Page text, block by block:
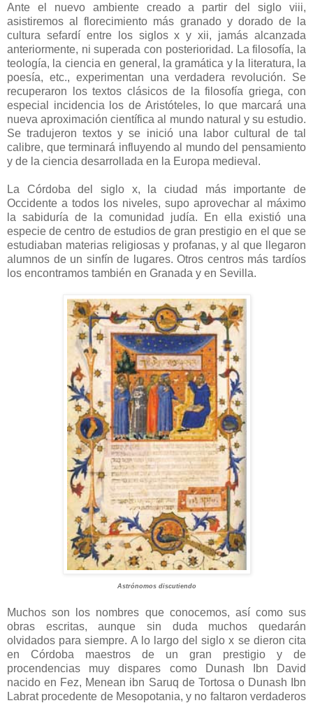
Ante el nuevo ambiente creado a partir del siglo viii,
asistiremos al florecimiento más granado y dorado de la
cultura sefardí entre los siglos x y xii, jamás alcanzada
anteriormente, ni superada con posterioridad. La filosofía, la
teología, la ciencia en general, la gramática y la literatura, la
poesía, etc., experimentan una verdadera revolución. Se
recuperaron los textos clásicos de la filosofía griega, con
especial incidencia los de Aristóteles, lo que marcará una
nueva aproximación científica al mundo natural y su estudio.
Se tradujeron textos y se inició una labor cultural de tal
calibre, que terminará influyendo al mundo del pensamiento
y de la ciencia desarrollada en la Europa medieval.
La Córdoba del siglo x, la ciudad más importante de
Occidente a todos los niveles, supo aprovechar al máximo
la sabiduría de la comunidad judía. En ella existió una
especie de centro de estudios de gran prestigio en el que se
estudiaban materias religiosas y profanas, y al que llegaron
alumnos de un sinfín de lugares. Otros centros más tardíos
los encontramos también en Granada y en Sevilla.
Astrónomos discutiendo
Muchos son los nombres que conocemos, así como sus
obras escritas, aunque sin duda muchos quedarán
olvidados para siempre. A lo largo del siglo x se dieron cita
en Córdoba maestros de un gran prestigio y de
procendencias muy dispares como Dunash Ibn David
nacido en Fez, Menean ibn Saruq de Tortosa o Dunash Ibn
Labrat procedente de Mesopotania, y no faltaron verdaderos